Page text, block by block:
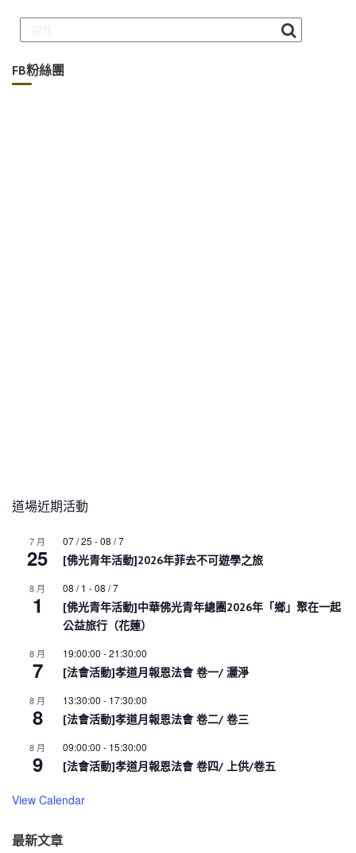
FB粉絲團
道場近期活動
7 月
25
07 / 25 -08 / 7
[佛光青年活動]2026年菲去不可遊學之旅
8 月
1
08 / 1 -08 / 7
[佛光青年活動]中華佛光青年總團2026年「鄉」聚在一起
公益旅行（花蓮）
8 月
7
19:00:00 -21:30:00
[法會活動]孝道月報恩法會 卷一/ 灑淨
8 月
8
13:30:00 - 17:30:00
[法會活動]孝道月報恩法會 卷二/ 卷三
8 月
9
09:00:00 - 15:30:00
[法會活動]孝道月報恩法會 卷四/ 上供/卷五
View Calendar
最新文章